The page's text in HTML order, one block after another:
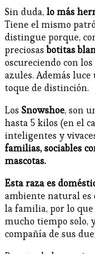
Sin duda, lo más
Tiene el mismo
distingue porque,
preciosasbotitas
oscureciendo con
azules. Además
toque de distinción.
Los Snowshoe, son
hasta 5 kilos (en el
inteligentes y
familias, sociables
mascotas.
Esta raza es
ambiente natural es
la familia, por lo que
mucho tiempo solo,
compañía de sus